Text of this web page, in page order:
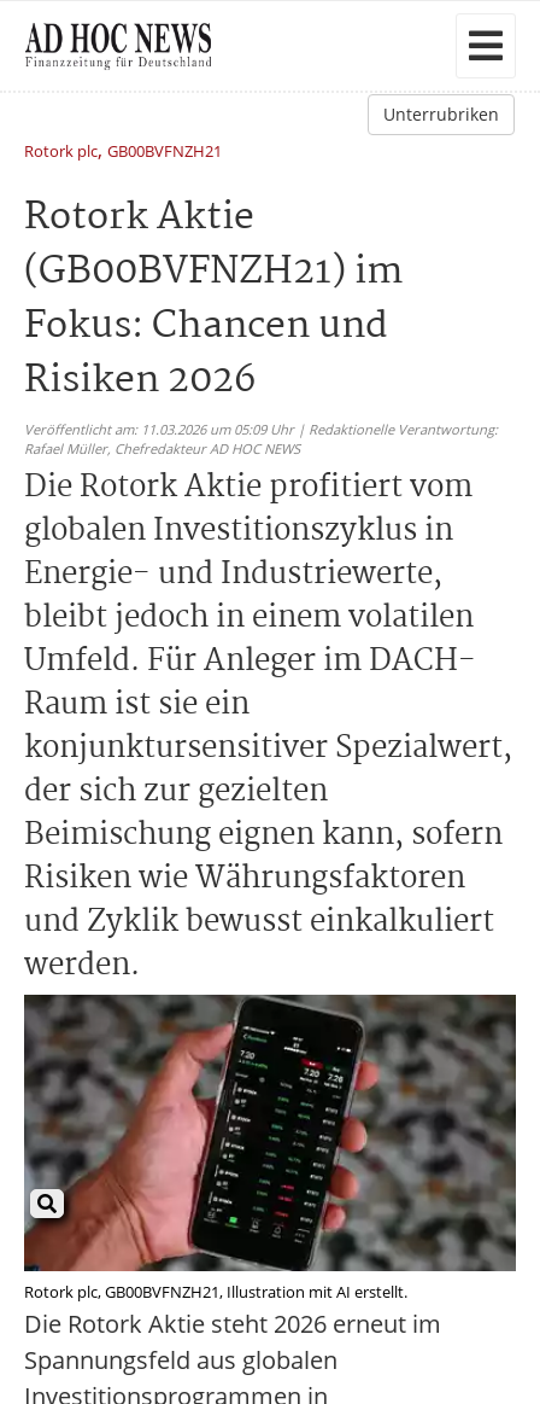
Unterrubriken
Rotork plc, GB00BVFNZH21
Rotork Aktie
(GB00BVFNZH21) im
Fokus: Chancen und
Risiken 2026
Veröffentlicht am: 11.03.2026 um 05:09 Uhr | Redaktionelle Verantwortung:
Rafael Müller, Chefredakteur AD HOC NEWS
Die Rotork Aktie profitiert vom
globalen Investitionszyklus in
Energie- und Industriewerte,
bleibt jedoch in einem volatilen
Umfeld. Für Anleger im DACH-
Raum ist sie ein
konjunktursensitiver Spezialwert,
der sich zur gezielten
Beimischung eignen kann, sofern
Risiken wie Währungsfaktoren
und Zyklik bewusst einkalkuliert
werden.
Rotork plc, GB00BVFNZH21, Illustration mit AI erstellt.
Die Rotork Aktie steht 2026 erneut im
Spannungsfeld aus globalen
Investitionsprogrammen in